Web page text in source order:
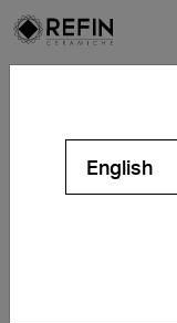
English